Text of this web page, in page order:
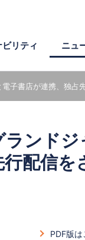
子書店が連携、独占
ンドジ
配信を
PDF版は
アクセス
電子公告
リティ
ガバナンス
ニュ